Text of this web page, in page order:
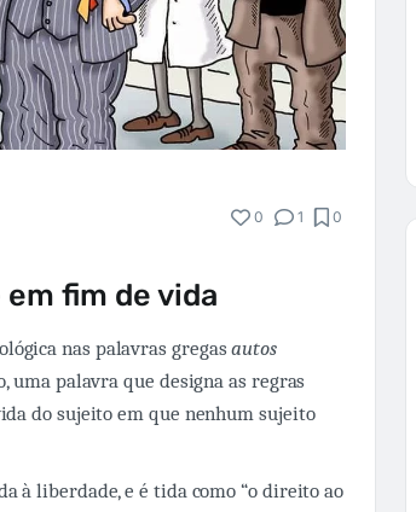
0 1 0
fim de vida
nas palavras gregasautos
uma palavra que designa as regras
do sujeito em que nenhum sujeito
à liberdade, e é tida como “o direito ao